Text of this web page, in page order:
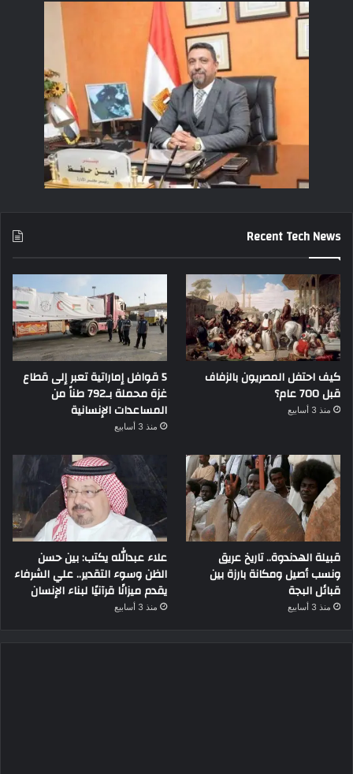
Recent Tech News
كيف احتفل المصريون بالزفاف
قبل 700 عام؟
منذ 3 أسابيع
5 قوافل إماراتية تعبر إلى قطاع
غزة محملة بـ792 طناً من
المساعدات الإنسانية
منذ 3 أسابيع
قبيلة الهدندوة.. تاريخ عريق
ونسب أصيل ومكانة بارزة بين
قبائل البجة
منذ 3 أسابيع
علاء عبدالله يكتب: بين حسن
الظن وسوء التقدير.. علي الشرفاء
يقدم ميزانًا قرآنيًا لبناء الإنسان
منذ 3 أسابيع